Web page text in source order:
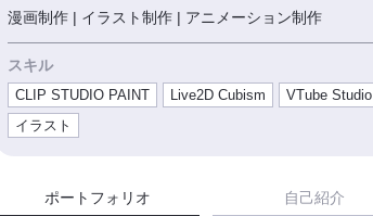
漫画制作 | イラスト制作 | アニメーション制作
スキル
CLIP STUDIO PAINT Live2D Cubism VTube Studio
イラスト
ポートフォリオ 自己紹介